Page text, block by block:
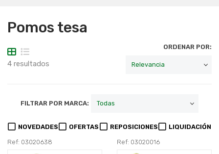
Pomos tesa
4 resultados
ORDENAR POR:
FILTRAR POR MARCA:
NOVEDADES OFERTAS REPOSICIONES LIQUIDACIÓN
Ref: 03020638 Ref: 03020016